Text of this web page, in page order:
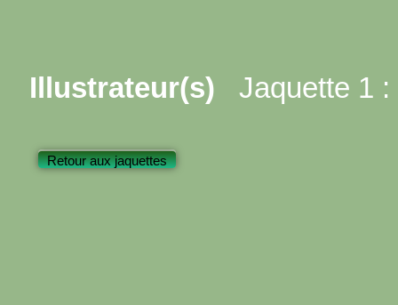
Illustrateur(s) Jaquette 1 :
Retour aux jaquettes